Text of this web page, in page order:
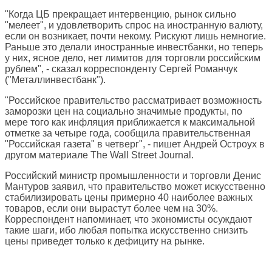
"Когда ЦБ прекращает интервенцию, рынок сильно
"мелеет", и удовлетворить спрос на иностранную валюту,
если он возникает, почти некому. Рискуют лишь немногие.
Раньше это делали иностранные инвестбанки, но теперь
у них, ясное дело, нет лимитов для торговли российским
рублем", - сказал корреспонденту Сергей Романчук
("Металлинвестбанк").
"Российское правительство рассматривает возможность
заморозки цен на социально значимые продукты, по
мере того как инфляция приближается к максимальной
отметке за четыре года, сообщила правительственная
"Российская газета" в четверг", - пишет Андрей Остроух в
другом материале The Wall Street Journal .
Российский министр промышленности и торговли Денис
Мантуров заявил, что правительство может искусственно
стабилизировать цены примерно 40 наиболее важных
товаров, если они вырастут более чем на 30%.
Корреспондент напоминает, что экономисты осуждают
такие шаги, ибо любая попытка искусственно снизить
цены приведет только к дефициту на рынке.